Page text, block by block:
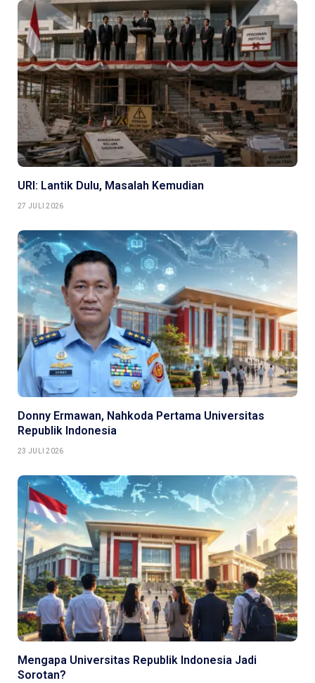
URI: Lantik Dulu, Masalah Kemudian
27 JULI 2026
Donny Ermawan, Nahkoda Pertama Universitas
Republik Indonesia
23 JULI 2026
Mengapa Universitas Republik Indonesia Jadi
Sorotan?